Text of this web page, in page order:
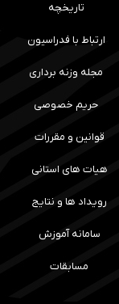
تاریخچه
ارتباط با فدراسیون
مجله وزنه برداری
حریم خصوصی
قوانین و مقررات
هیات های استانی
رویداد ها و نتایج
سامانه آموزش
مسابقات